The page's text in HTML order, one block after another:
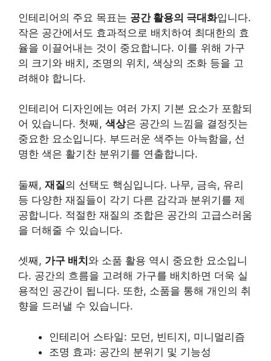
인테리어의 주요 목표는 공간 활용의 극대화입니다.
작은 공간에서도 효과적으로 배치하여 최대한의 효
율을 이끌어내는 것이 중요합니다. 이를 위해 가구
의 크기와 배치, 조명의 위치, 색상의 조화 등을 고
려해야 합니다.
인테리어 디자인에는 여러 가지 기본 요소가 포함되
어 있습니다. 첫째, 색상은 공간의 느낌을 결정짓는
중요한 요소입니다. 부드러운 색주는 아늑함을, 선
명한 색은 활기찬 분위기를 연출합니다.
둘째, 재질의 선택도 핵심입니다. 나무, 금속, 유리
등 다양한 재질들이 각기 다른 감각과 분위기를 제
공합니다. 적절한 재질의 조합은 공간의 고급스러움
을 더해줄 수 있습니다.
셋째, 가구 배치 와 소품 활용 역시 중요한 요소입니
다. 공간의 흐름을 고려해 가구를 배치하면 더욱 실
용적인 공간이 됩니다. 또한, 소품을 통해 개인의 취
향을 드러낼 수 있습니다.
인테리어 스타일: 모던, 빈티지, 미니멀리즘
조명 효과: 공간의 분위기 및 기능성